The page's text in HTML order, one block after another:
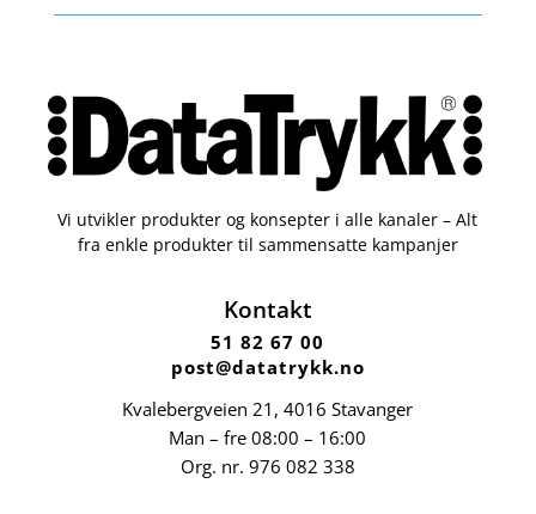
Vi utvikler produkter og konsepter i alle kanaler – Alt
fra enkle produkter til sammensatte kampanjer
Kontakt
51 82 67 00
post@datatrykk.no
Kvalebergveien 21 , 4016 Stavanger
Man – fre 08:00 – 16:00
Org. nr. 976 082 338